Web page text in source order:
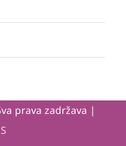
prava zadržava |